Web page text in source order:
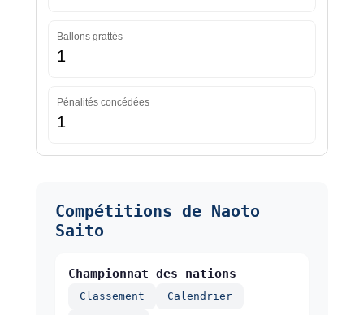
Ballons grattés
1
Pénalités concédées
1
Compétitions de Naoto
Saito
Championnat des nations
Classement Calendrier